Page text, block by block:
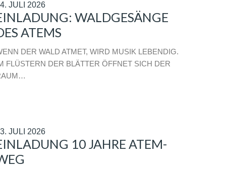
JULI 2026
WALDGESÄNGE
ATEMS
DER WALD ATMET, WIRD MUSIK LEBENDIG.
FLÜSTERN DER BLÄTTER ÖFFNET SICH DER
JULI 2026
10 JAHRE ATEM-